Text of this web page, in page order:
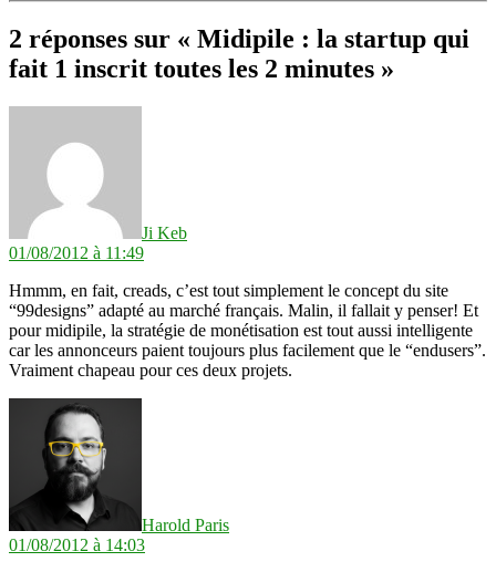
2 réponses sur « Midipile : la startup qui
fait 1 inscrit toutes les 2 minutes »
Ji Keb
01/08/2012 à 11:49
Hmmm, en fait, creads, c’est tout simplement le concept du site
“99designs” adapté au marché français. Malin, il fallait y penser! Et
pour midipile, la stratégie de monétisation est tout aussi intelligente
car les annonceurs paient toujours plus facilement que le “endusers”.
Vraiment chapeau pour ces deux projets.
Harold Paris
01/08/2012 à 14:03